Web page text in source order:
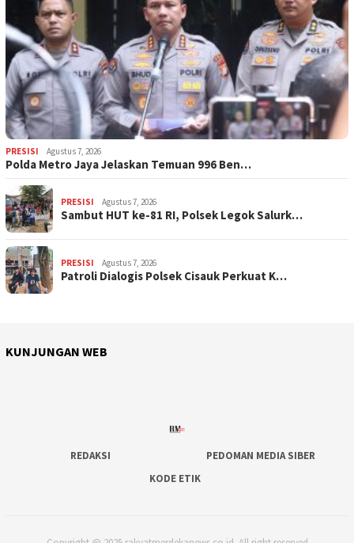
PRESISI Agustus 7, 2026
Polda Metro Jaya Jelaskan Temuan 996 Ben…
PRESISI Agustus 7, 2026
Sambut HUT ke-81 RI, Polsek Legok Salurk…
PRESISI Agustus 7, 2026
Patroli Dialogis Polsek Cisauk Perkuat K…
KUNJUNGAN WEB
REDAKSI
PEDOMAN MEDIA SIBER
KODE ETIK